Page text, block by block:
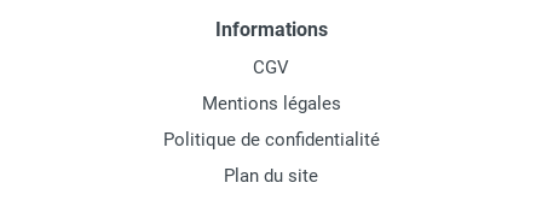
Informations
CGV
Mentions légales
Politique de confidentialité
Plan du site